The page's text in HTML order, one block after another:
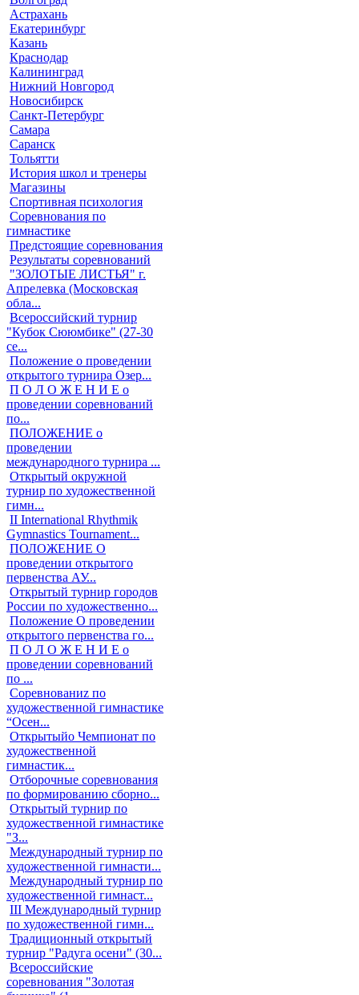
Астрахань
Екатеринбург
Казань
Краснодар
Калининград
Нижний Новгород
Новосибирск
Санкт-Петербург
Самара
Саранск
Тольятти
История школ и тренеры
Магазины
Спортивная психология
Соревнования по
гимнастике
Предстоящие соревнования
Результаты соревнований
"ЗОЛОТЫЕ ЛИСТЬЯ" г.
Апрелевка (Московская
обла...
Всероссийский турнир
"Кубок Сююмбике" (27-30
се...
Положение о проведении
открытого турнира Озер...
П О Л О Ж Е Н И Е о
проведении соревнований
по...
ПОЛОЖЕНИЕ о
проведении
международного турнира ...
Открытый окружной
турнир по художественной
гимн...
II International Rhythmik
Gymnastics Tournament...
ПОЛОЖЕНИЕ О
проведении открытого
первенства АУ...
Открытый турнир городов
России по художественно...
Положение О проведении
открытого первенства го...
П О Л О Ж Е Н И Е о
проведении соревнований
по ...
Cоревнованиz по
художественной гимнастике
“Осен...
Открытыйо Чемпионат по
художественной
гимнастик...
Отборочные соревнования
по формированию сборно...
Открытый турнир по
художественной гимнастике
"З...
Международный турнир по
художественной гимнасти...
Международный турнир по
художественной гимнаст...
III Международный турнир
по художественной гимн...
Традиционный открытый
турнир "Радуга осени" (30...
Всероссийские
соревнования "Золотая